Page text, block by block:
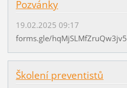
Pozvánky
19.02.2025 09:17
forms.gle/hqMjSLMfZruQw3jv5
Školení preventistů